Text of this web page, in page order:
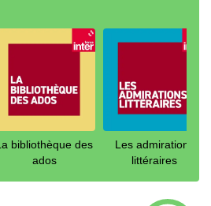
La bibliothèque des
ados
Les admirations
littéraires